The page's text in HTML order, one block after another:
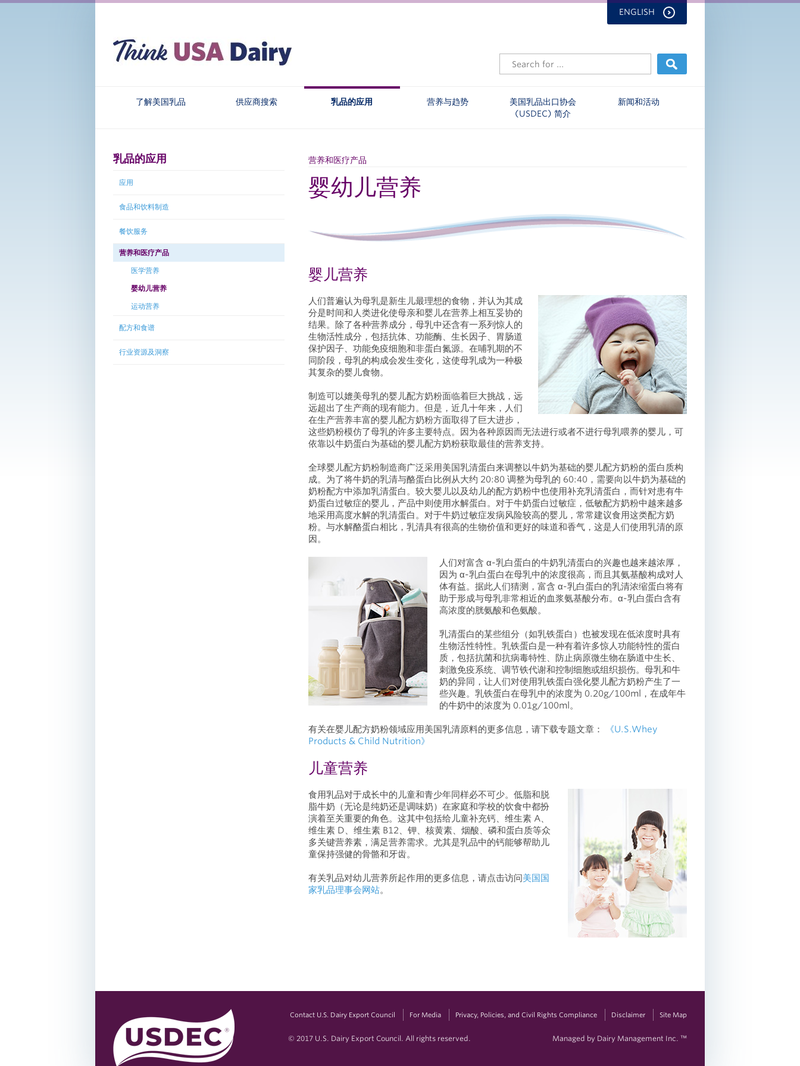
ENGLISH
了解美国乳品 供应商搜索 乳品的应用 营养与趋势
美国乳品出口协会
(USDEC) 简介
新闻和活动
乳品的应用
应用
食品和饮料制造
餐饮服务
营养和医疗产品
医学营养
婴幼儿营养
运动营养
配方和食谱
行业资源及洞察
营养和医疗产品
婴幼儿营养
婴儿营养
人们普遍认为母乳是新生儿最理想的食物，并认为其成
分是时间和人类进化使母亲和婴儿在营养上相互妥协的
结果。除了各种营养成分，母乳中还含有一系列惊人的
生物活性成分，包括抗体、功能酶、生长因子、胃肠道
保护因子、功能免疫细胞和非蛋白氮源。在哺乳期的不
同阶段，母乳的构成会发生变化，这使母乳成为一种极
其复杂的婴儿食物。
制造可以媲美母乳的婴儿配方奶粉面临着巨大挑战，远
远超出了生产商的现有能力。但是，近几十年来，人们
在生产营养丰富的婴儿配方奶粉方面取得了巨大进步，
这些奶粉模仿了母乳的许多主要特点。因为各种原因而无法进行或者不进行母乳喂养的婴儿，可
依靠以牛奶蛋白为基础的婴儿配方奶粉获取最佳的营养支持。
全球婴儿配方奶粉制造商广泛采用美国乳清蛋白来调整以牛奶为基础的婴儿配方奶粉的蛋白质构
成。为了将牛奶的乳清与酪蛋白比例从大约 20:80 调整为母乳的 60:40，需要向以牛奶为基础的
奶粉配方中添加乳清蛋白。较大婴儿以及幼儿的配方奶粉中也使用补充乳清蛋白，而针对患有牛
奶蛋白过敏症的婴儿，产品中则使用水解蛋白。对于牛奶蛋白过敏症，低敏配方奶粉中越来越多
地采用高度水解的乳清蛋白。对于牛奶过敏症发病风险较高的婴儿，常常建议食用这类配方奶
粉。与水解酪蛋白相比，乳清具有很高的生物价值和更好的味道和香气，这是人们使用乳清的原
因。
人们对富含 α-乳白蛋白的牛奶乳清蛋白的兴趣也越来越浓厚，
因为 α-乳白蛋白在母乳中的浓度很高，而且其氨基酸构成对人
体有益。据此人们猜测，富含 α-乳白蛋白的乳清浓缩蛋白将有
助于形成与母乳非常相近的血浆氨基酸分布。α-乳白蛋白含有
高浓度的胱氨酸和色氨酸。
乳清蛋白的某些组分（如乳铁蛋白）也被发现在低浓度时具有
生物活性特性。乳铁蛋白是一种有着许多惊人功能特性的蛋白
质，包括抗菌和抗病毒特性、防止病原微生物在肠道中生长、
刺激免疫系统、调节铁代谢和控制细胞或组织损伤。母乳和牛
奶的异同，让人们对使用乳铁蛋白强化婴儿配方奶粉产生了一
些兴趣。乳铁蛋白在母乳中的浓度为 0.20g/100ml，在成年牛
的牛奶中的浓度为 0.01g/100ml。
有关在婴儿配方奶粉领域应用美国乳清原料的更多信息，请下载专题文章：
《U.S.Whey
Products & Child Nutrition》
儿童营养
食用乳品对于成长中的儿童和青少年同样必不可少。低脂和脱
脂牛奶（无论是纯奶还是调味奶）在家庭和学校的饮食中都扮
演着至关重要的角色。这其中包括给儿童补充钙、维生素 A、
维生素 D、维生素 B12、钾、核黄素、烟酸、磷和蛋白质等众
多关键营养素，满足营养需求。尤其是乳品中的钙能够帮助儿
童保持强健的骨骼和牙齿。
有关乳品对幼儿营养所起作用的更多信息，请点击访问美国国
家乳品理事会网站。
Contact U.S. Dairy Export Council For Media Privacy, Policies, and Civil Rights Compliance Disclaimer Site Map
© 2017 U.S. Dairy Export Council. All rights reserved. Managed by Dairy Management Inc. ™